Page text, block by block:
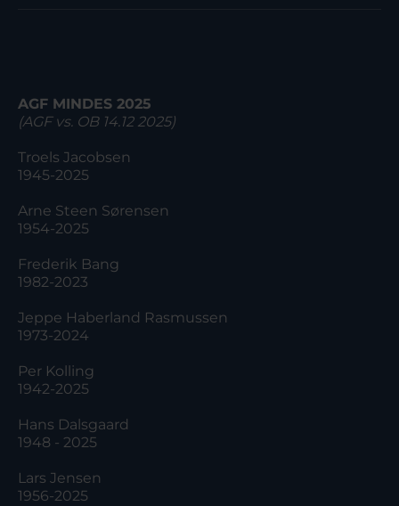
AGF MINDES 2025
(AGF vs. OB 14.12 2025)
Troels Jacobsen
1945-2025
Arne Steen Sørensen
1954-2025
Frederik Bang
1982-2023
Jeppe Haberland Rasmussen
1973-2024
Per Kolling
1942-2025
Hans Dalsgaard
1948 - 2025
Lars Jensen
1956-2025